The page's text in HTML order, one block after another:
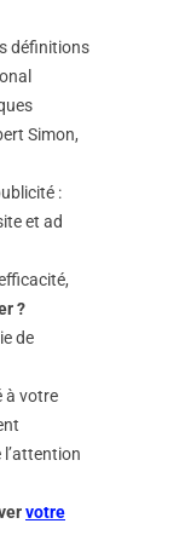
définitions
Simon,
:
et ad
?
de
à votre
votre